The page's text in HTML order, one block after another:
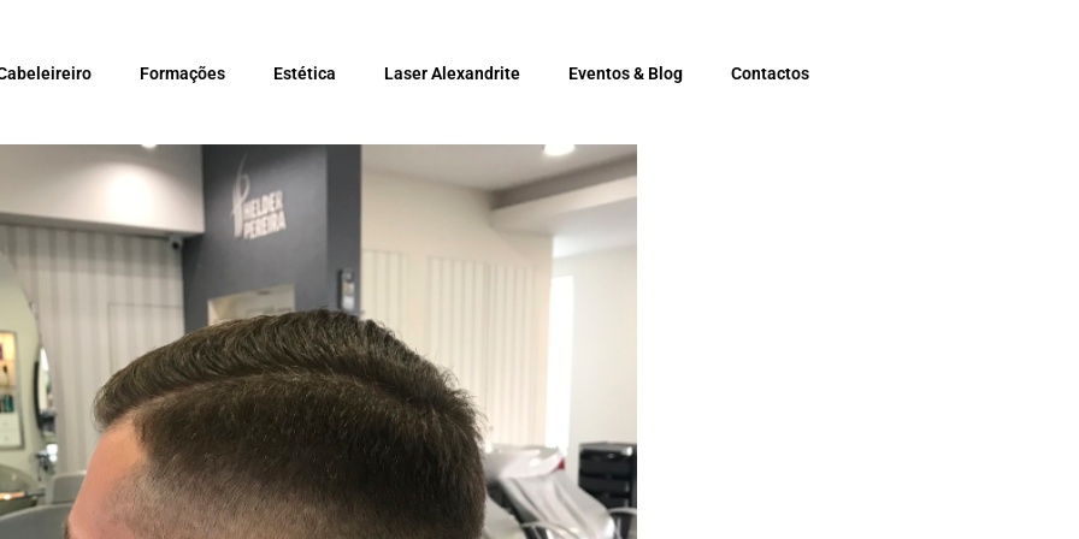
Formações Estética Laser Alexandrite Eventos & Blog Contactos